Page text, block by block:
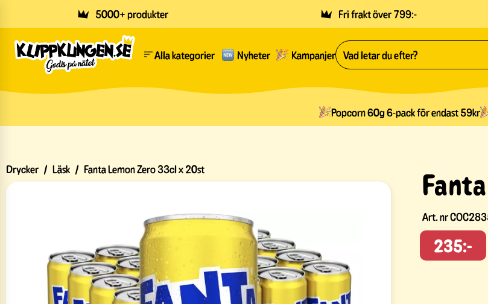
5000+ produkter Fri frakt över 799:-
Alla kategorier Nyheter Kampanjer
Popcorn 60g 6-pack för endast 59kr
Drycker / Läsk / Fanta Lemon Zero 33cl x 20st
Art. nr
235:-